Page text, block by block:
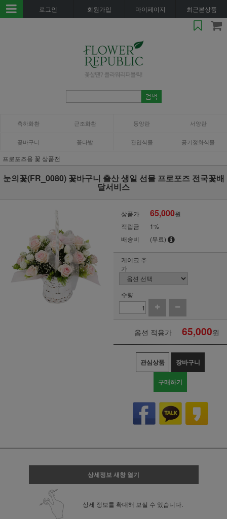
로그인 회원가입 마이페이지 최근본상품
축하화환 근조화환 동양란 서양란
꽃바구니 꽃다발 관엽식물 공기정화식물
프로포즈용 꽃 상품전
눈의꽃(FR_0080) 꽃바구니 출산 생일 선물 프로포즈 전국꽃배
달서비스
상품가 65,000원
적립금
1%
배송비
(무료)
케이크 추
가
수량
옵션 적용가 65,000원
관심상품 장바구니
구매하기
상세정보 새창 열기
상세 정보를 확대해 보실 수 있습니다.